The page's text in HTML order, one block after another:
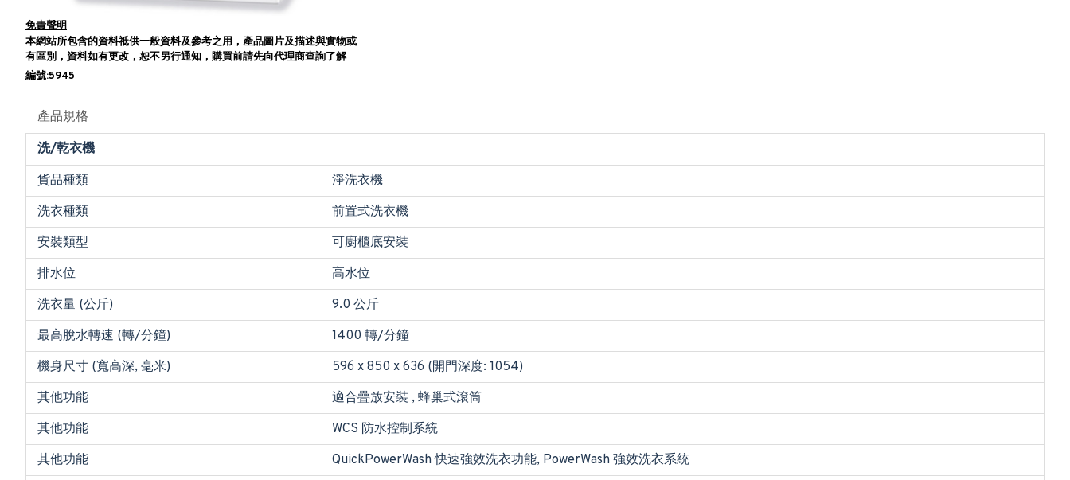
免責聲明
本網站所包含的資料祗供一般資料及參考之用，產品圖片及描述與實物或
有區別，資料如有更改，恕不另行通知，購買前請先向代理商查詢了解
編號:5945
產品規格
洗/乾衣機
貨品種類
淨洗衣機
洗衣種類
前置式洗衣機
安裝類型
可廚櫃底安裝
排水位
高水位
洗衣量 (公斤)
9.0 公斤
最高脫水轉速 (轉/分鐘)
1400 轉/分鐘
機身尺寸 (寬高深, 毫米)
596 x 850 x 636 (開門深度: 1054)
其他功能
適合疊放安裝 , 蜂巢式滾筒
其他功能
WCS 防水控制系統
其他功能
QuickPowerWash 快速強效洗衣功能, PowerWash 強效洗衣系統